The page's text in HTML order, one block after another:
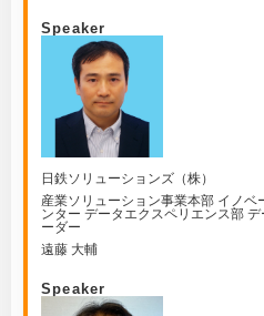
Speaker
日鉄ソリューションズ（株）
産業ソリューション事業本部 イノ
ンター データエクスペリエンス部
ーダー
遠藤 大輔
Speaker